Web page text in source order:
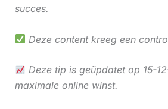
succes.
Deze content kreeg een
Deze tip is geüpdatet op 15-
maximale online winst.